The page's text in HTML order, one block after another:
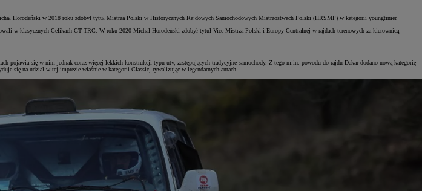
Horodeński w 2018 roku zdobył tytuł Mistrza Polski w Historycznych Rajdowych Samochodowych Mistrzostwach Polski (HRSMP) w kategorii youngtimer.
w klasycznych Celikach GT TRC. W roku 2020 Michał Horodeński zdobył tytuł Vice Mistrza Polski i Europy Centralnej w rajdach terenowych za kierownicą
się w nim jednak coraz więcej lekkich konstrukcji typu utv, zastępujących tradycyjne samochody. Z tego m.in. powodu do rajdu Dakar dodano nową kategorię
się na udział w tej imprezie właśnie w kategorii Classic, rywalizując w legendarnych autach.